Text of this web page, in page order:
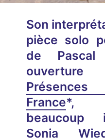
Son
pièce solo
de Pascal
France*,
beaucoup
Sonia